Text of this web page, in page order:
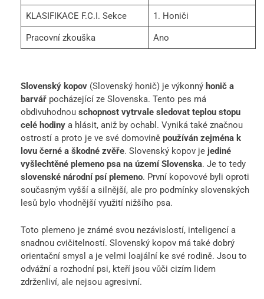
KLASIFIKACE F.C.I. Sekce 1. Honiči
Pracovní zkouška Ano
Slovenský kopov (Slovenský honič) je výkonný honič a
barvář pocházející ze Slovenska. Tento pes má
obdivuhodnou schopnost vytrvale sledovat teplou stopu
celé hodiny a hlásit, aniž by ochabl. Vyniká také značnou
ostrostí a proto je ve své domovině používán zejména k
lovu černé a škodné zvěře. Slovenský kopov je jediné
vyšlechtěné plemeno psa na území Slovenska. Je to tedy
slovenské národní psí plemeno. První kopovové byli oproti
současným vyšší a silnější, ale pro podmínky slovenských
lesů bylo vhodnější využití nižšího psa.
Toto plemeno je známé svou nezávislostí, inteligencí a
snadnou cvičitelností. Slovenský kopov má také dobrý
orientační smysl a je velmi loajální ke své rodině. Jsou to
odvážní a rozhodní psi, kteří jsou vůči cizím lidem
zdrženliví, ale nejsou agresivní.